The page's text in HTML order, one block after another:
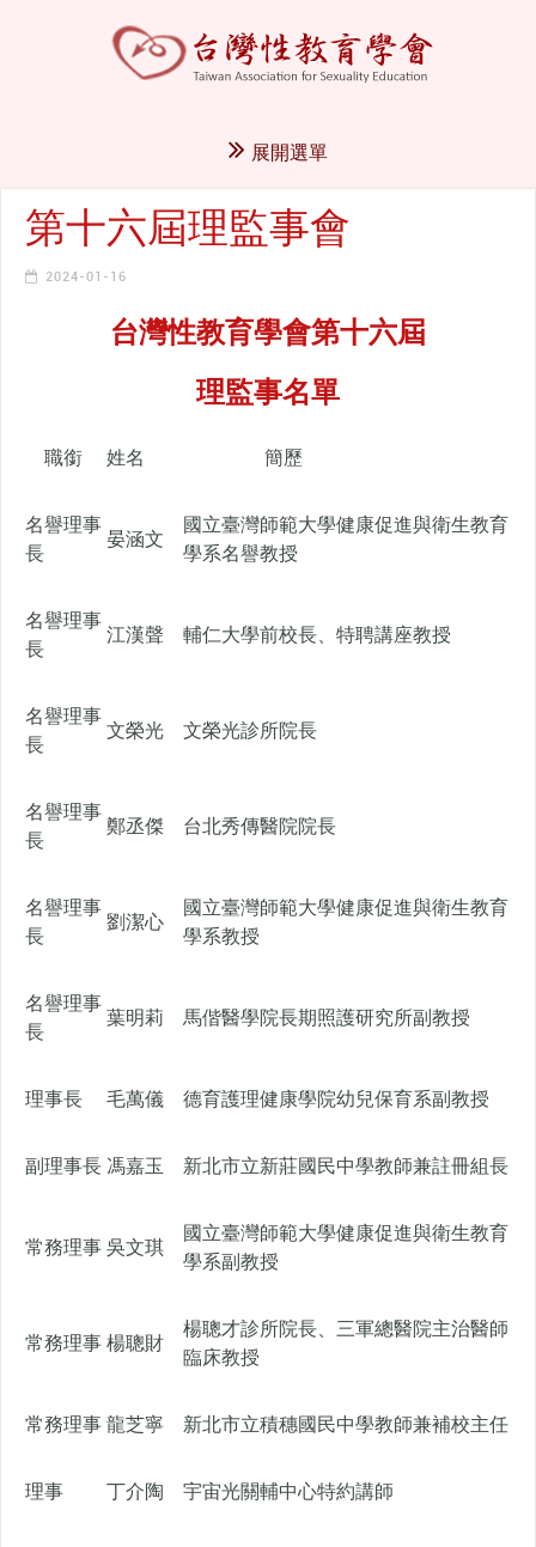
展開選單
第十六屆理監事會
2024-01-16
台灣性教育學會第十六屆
理監事名單
職銜 姓名 簡歷
名譽理事
長
晏涵文
國立臺灣師範大學健康促進與衛生教育
學系名譽教授
名譽理事
長
江漢聲 輔仁大學前校長、特聘講座教授
名譽理事
長
文榮光 文榮光診所院長
名譽理事
長
鄭丞傑 台北秀傳醫院院長
名譽理事
長
劉潔心
國立臺灣師範大學健康促進與衛生教育
學系教授
名譽理事
長
葉明莉 馬偕醫學院長期照護研究所副教授
理事長 毛萬儀 德育護理健康學院幼兒保育系副教授
副理事長 馮嘉玉 新北市立新莊國民中學教師兼註冊組長
常務理事 吳文琪
國立臺灣師範大學健康促進與衛生教育
學系副教授
常務理事 楊聰財
楊聰才診所院長、三軍總醫院主治醫師
臨床教授
常務理事 龍芝寧 新北市立積穗國民中學教師兼補校主任
理事 丁介陶 宇宙光關輔中心特約講師